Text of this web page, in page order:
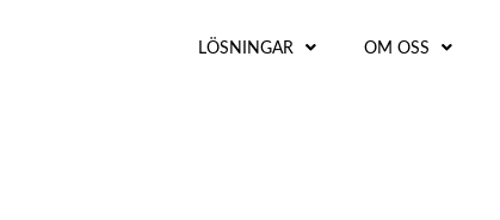
LÖSNINGAR OM OSS